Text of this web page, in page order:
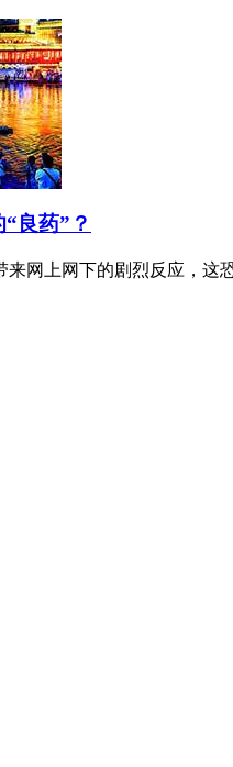
良药”？
来网上网下的剧烈反应，